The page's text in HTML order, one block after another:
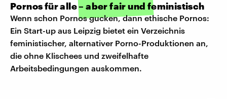
Pornos für alle – aber fair und feministisch
Wenn schon Pornos gucken, dann ethische Pornos:
Ein Start-up aus Leipzig bietet ein Verzeichnis
feministischer, alternativer Porno-Produktionen an,
die ohne Klischees und zweifelhafte
Arbeitsbedingungen auskommen.